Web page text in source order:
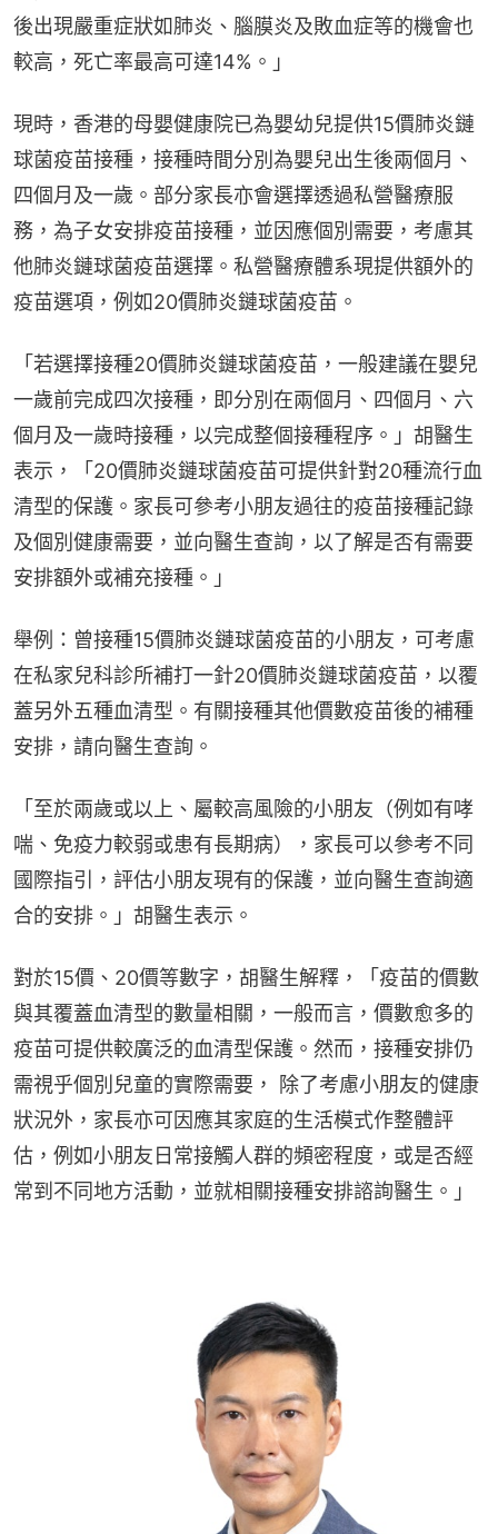
後出現嚴重症狀如肺炎、腦膜炎及敗血症等的機會也
較高，死亡率最高可達14%。」
現時，香港的母嬰健康院已為嬰幼兒提供15價肺炎鏈
球菌疫苗接種，接種時間分別為嬰兒出生後兩個月、
四個月及一歲。部分家長亦會選擇透過私營醫療服
務，為子女安排疫苗接種，並因應個別需要，考慮其
他肺炎鏈球菌疫苗選擇。私營醫療體系現提供額外的
疫苗選項，例如20價肺炎鏈球菌疫苗。
「若選擇接種20價肺炎鏈球菌疫苗，一般建議在嬰兒
一歲前完成四次接種，即分別在兩個月、四個月、六
個月及一歲時接種，以完成整個接種程序。」胡醫生
表示，「20價肺炎鏈球菌疫苗可提供針對20種流行血
清型的保護。家長可參考小朋友過往的疫苗接種記錄
及個別健康需要，並向醫生查詢，以了解是否有需要
安排額外或補充接種。」
舉例：曾接種15價肺炎鏈球菌疫苗的小朋友，可考慮
在私家兒科診所補打一針20價肺炎鏈球菌疫苗，以覆
蓋另外五種血清型。有關接種其他價數疫苗後的補種
安排，請向醫生查詢。
「至於兩歲或以上、屬較高風險的小朋友（例如有哮
喘、免疫力較弱或患有長期病），家長可以參考不同
國際指引，評估小朋友現有的保護，並向醫生查詢適
合的安排。」胡醫生表示。
對於15價、20價等數字，胡醫生解釋，「疫苗的價數
與其覆蓋血清型的數量相關，一般而言，價數愈多的
疫苗可提供較廣泛的血清型保護。然而，接種安排仍
需視乎個別兒童的實際需要， 除了考慮小朋友的健康
狀況外，家長亦可因應其家庭的生活模式作整體評
估，例如小朋友日常接觸人群的頻密程度，或是否經
常到不同地方活動，並就相關接種安排諮詢醫生。」